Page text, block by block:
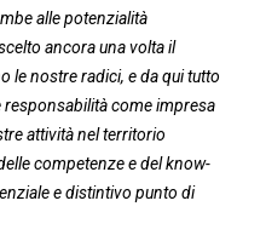
alle potenzialità
ancora una volta il
le nostre radici, e da qui tutto
come impresa
attività nel territorio
competenze e del know-
e distintivo punto di